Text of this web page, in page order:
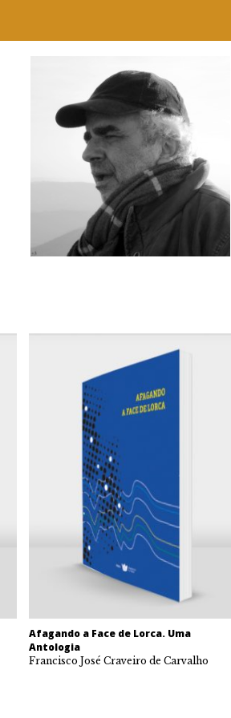
Afagando a Face de Lorca. Uma
Antologia
Francisco José Craveiro de Carvalho